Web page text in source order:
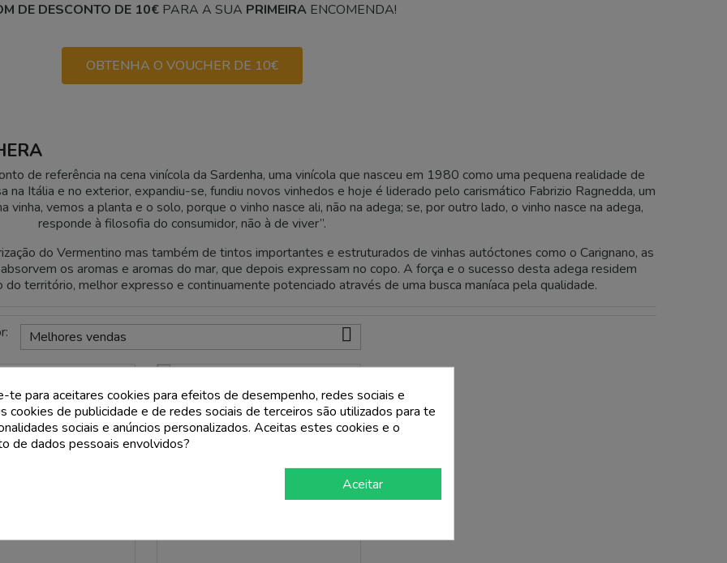
DE DESCONTO DE 10€ PARA A SUA PRIMEIRA ENCOMENDA!
OBTENHA O VOUCHER DE 10€
de referência na cena vinícola da Sardenha, uma vinícola que nasceu em 1980 como uma pequena realidade de
Itália e no exterior, expandiu-se, fundiu novos vinhedos e hoje é liderado pelo carismático Fabrizio Ragnedda, um
vinha, vemos a planta e o solo, porque o vinho nasce ali, não na adega; se, por outro lado, o vinho nasce na adega,
responde à filosofia do consumidor, não à de viver”.
do Vermentino mas também de tintos importantes e estruturados de vinhas autóctones como o Carignano, as
os aromas e aromas do mar, que depois expressam no copo. A força e o sucesso desta adega residem
território, melhor expresso e continuamente potenciado através de uma busca maníaca pela qualidade.
Melhores vendas 
te para aceitares cookies para efeitos de desempenho, redes sociais e
cookies de publicidade e de redes sociais de terceiros são utilizados para te
sociais e anúncios personalizados. Aceitas estes cookies e o
de dados pessoais envolvidos?
Aceitar